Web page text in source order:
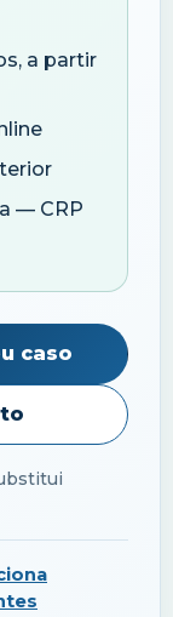
a partir
— CRP
caso